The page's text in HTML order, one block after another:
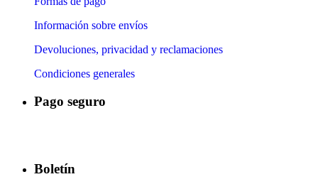
Información sobre envíos
Devoluciones, privacidad y reclamaciones
Condiciones generales
Pago seguro
Boletín